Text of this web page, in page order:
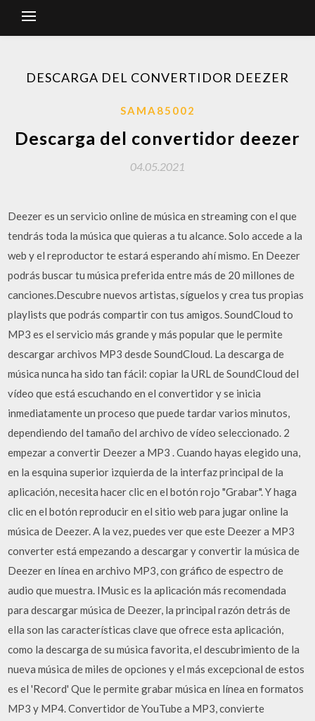
DESCARGA DEL CONVERTIDOR DEEZER
SAMA85002
Descarga del convertidor deezer
04.05.2021
Deezer es un servicio online de música en streaming con el que
tendrás toda la música que quieras a tu alcance. Solo accede a la
web y el reproductor te estará esperando ahí mismo. En Deezer
podrás buscar tu música preferida entre más de 20 millones de
canciones.Descubre nuevos artistas, síguelos y crea tus propias
playlists que podrás compartir con tus amigos. SoundCloud to
MP3 es el servicio más grande y más popular que le permite
descargar archivos MP3 desde SoundCloud. La descarga de
música nunca ha sido tan fácil: copiar la URL de SoundCloud del
vídeo que está escuchando en el convertidor y se inicia
inmediatamente un proceso que puede tardar varios minutos,
dependiendo del tamaño del archivo de vídeo seleccionado. 2
empezar a convertir Deezer a MP3 . Cuando hayas elegido una,
en la esquina superior izquierda de la interfaz principal de la
aplicación, necesita hacer clic en el botón rojo "Grabar". Y haga
clic en el botón reproducir en el sitio web para jugar online la
música de Deezer. A la vez, puedes ver que este Deezer a MP3
converter está empezando a descargar y convertir la música de
Deezer en línea en archivo MP3, con gráfico de espectro de
audio que muestra. IMusic es la aplicación más recomendada
para descargar música de Deezer, la principal razón detrás de
ella son las características clave que ofrece esta aplicación,
como la descarga de su música favorita, el descubrimiento de la
nueva música de miles de opciones y el más excepcional de estos
es el 'Record' Que le permite grabar música en línea en formatos
MP3 y MP4. Convertidor de YouTube a MP3, convierte